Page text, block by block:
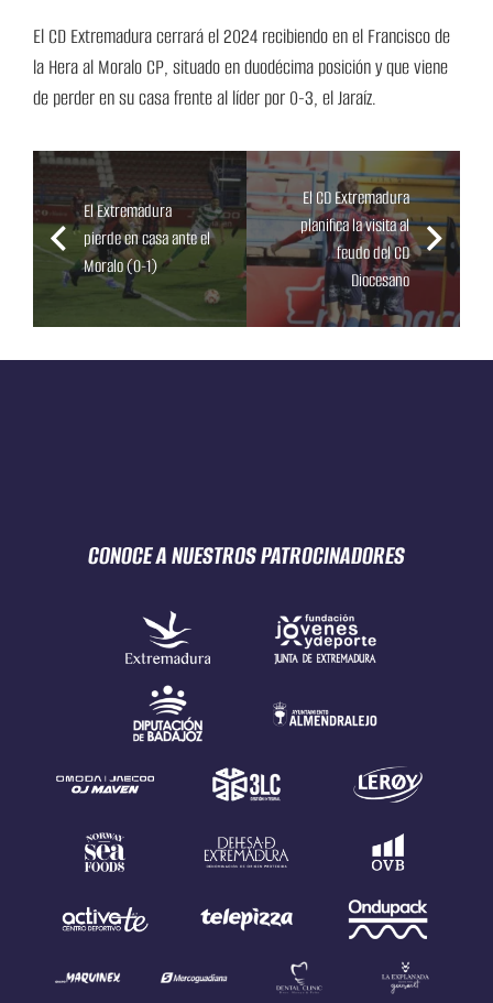
El CD Extremadura cerrará el 2024 recibiendo en el Francisco de
la Hera al Moralo CP, situado en duodécima posición y que viene
de perder en su casa frente al líder por 0-3, el Jaraíz.
El Extremadura
pierde en casa ante el
Moralo (0-1)
El CD Extremadura
planifica la visita al
feudo del CD
Diocesano
CONOCE A NUESTROSPATROCINADORES